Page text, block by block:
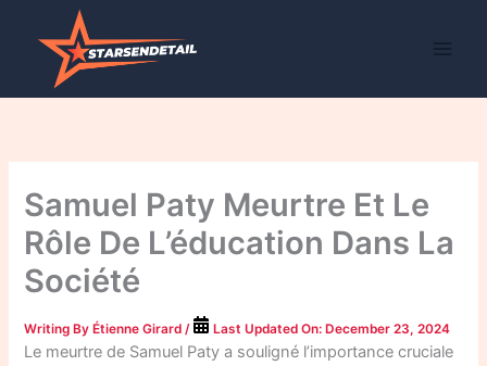
Samuel Paty Meurtre Et Le
Rôle De L’éducation Dans La
Société
Writing ByÉtienne Girard / Last Updated On:December 23, 2024
Le meurtre de Samuel Paty a souligné l’importance cruciale